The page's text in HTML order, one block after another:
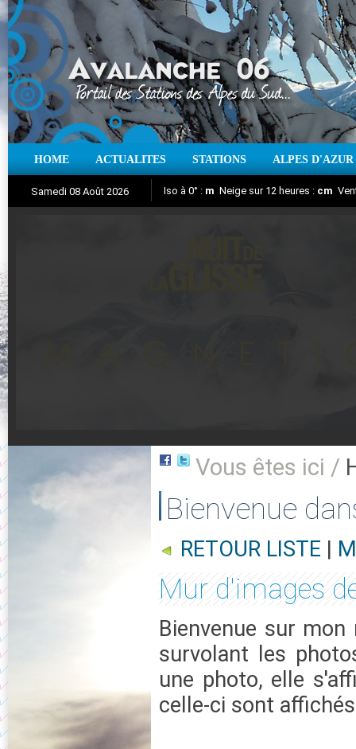
HOME ACTUALITES STATIONS ALPES D'AZUR
Samedi 08 Août 2026 Iso à 0° : m Neige sur 12 heures : cm
Vous êtes ici /
Bienvenue
RETOUR LISTE |
Mur d'images
Bienvenue sur
survolant les
une photo, elle
celle-ci sont